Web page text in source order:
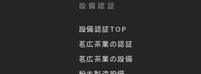
設備認証
設備認証TOP
茗広茶業の認証
茗広茶業の設備